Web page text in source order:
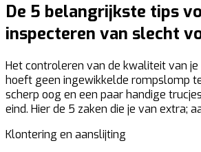
De 5 belangrijkste tips
inspecteren van slecht
Het controleren van de kwaliteit van
hoeft geen ingewikkelde rompslomp
scherp oog en een paar handige
eind. Hier de 5 zaken die je van extra;
Klontering en aanslijting